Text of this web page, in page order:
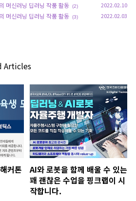
머신러닝 딥러닝 작품 활동 (2) 2022.02.10
머신러닝 딥러닝 작품 활동 (3) 2022.02.03
Articles
커톤
AI와 로봇을 함께 배울 수 있는
꽤 괜찮은 수업을 핑크랩이 시
작합니다.